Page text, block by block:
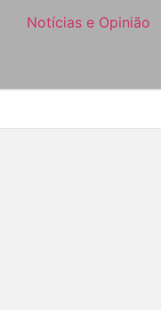
Notícias e Opinião